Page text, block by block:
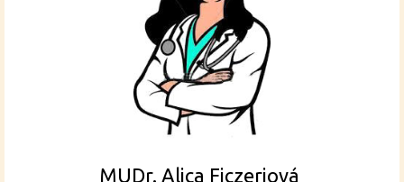
MUDr. Alica Ficzeriová